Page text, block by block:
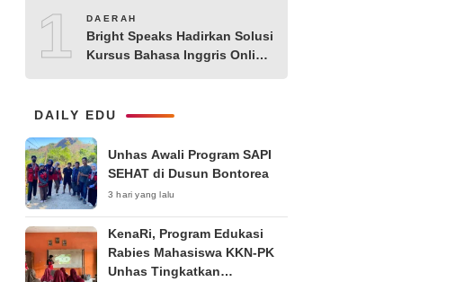
10DAERAH
Bright Speaks Hadirkan Solusi
Kursus Bahasa Inggris Online
Bicara
DAILY EDU
Unhas Awali Program SAPI
SEHAT di Dusun Bontorea
3 hari yang lalu
KenaRi, Program Edukasi
Rabies Mahasiswa KKN-PK
Unhas Tingkatkan